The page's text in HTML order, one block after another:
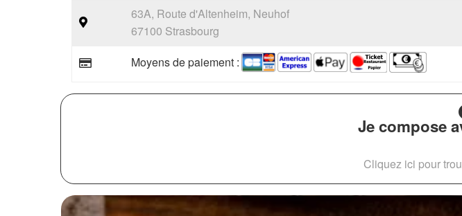
63A, Route d'Altenheim, Neuhof
67100 Strasbourg
Moyens de paiement :
Je compose
Cliquez ici pour